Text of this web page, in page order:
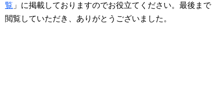
覧 」に掲載しておりますのでお役立てください。 最後まで
閲覧していただき、ありがとうございました。